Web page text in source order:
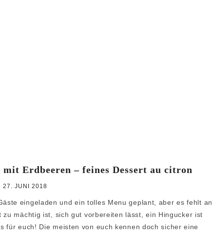
Erdbeeren – feines Dessert au citron
27. JUNI 2018
eingeladen und ein tolles Menu geplant, aber es fehlt an
mächtig ist, sich gut vorbereiten lässt, ein Hingucker ist
für euch! Die meisten von euch kennen doch sicher eine